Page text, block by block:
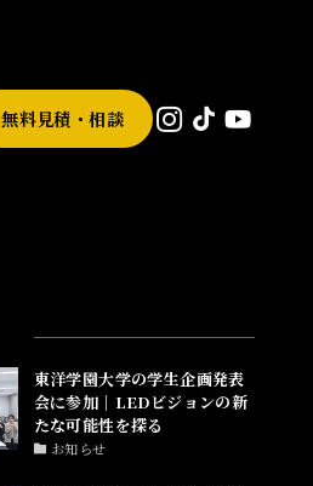
無料見積・相談
東洋学園大学の学生企画発表
会に参加｜LEDビジョンの新
たな可能性を探る
お知らせ